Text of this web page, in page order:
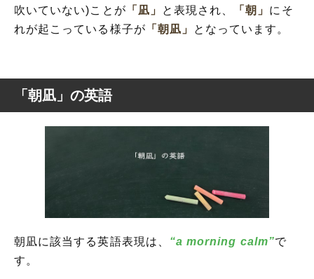
吹いていない)ことが 「凪」 と表現され、 「朝」 にそ
れが起こっている様子が 「朝凪」 となっています。
「朝凪」の英語
朝凪に該当する英語表現は、 “a morning calm”で
す。